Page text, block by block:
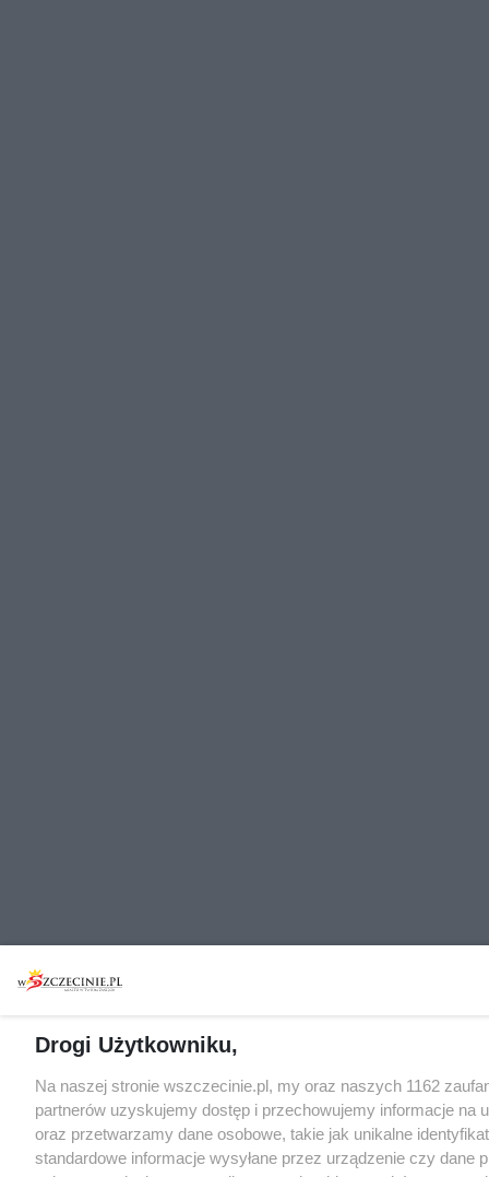
Drogi Użytkowniku,
Na naszej stronie wszczecinie.pl, my oraz naszych 1162
partnerów uzyskujemy dostęp i przechowujemy informacje na
oraz przetwarzamy dane osobowe, takie jak unikalne
standardowe informacje wysyłane przez urządzenie czy dane